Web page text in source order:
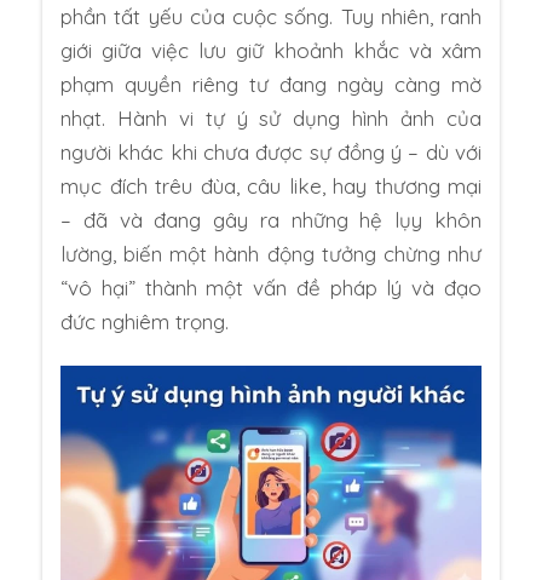
phần tất yếu của cuộc sống. Tuy nhiên, ranh
giới giữa việc lưu giữ khoảnh khắc và xâm
phạm quyền riêng tư đang ngày càng mờ
nhạt. Hành vi tự ý sử dụng hình ảnh của
người khác khi chưa được sự đồng ý – dù với
mục đích trêu đùa, câu like, hay thương mại
– đã và đang gây ra những hệ lụy khôn
lường, biến một hành động tưởng chừng như
“vô hại” thành một vấn đề pháp lý và đạo
đức nghiêm trọng.